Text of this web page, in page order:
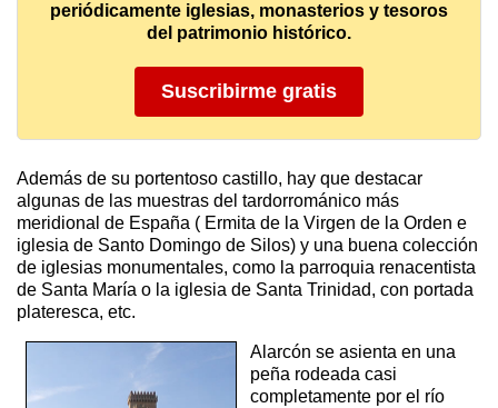
periódicamente iglesias, monasterios y tesoros
del patrimonio histórico.
Suscribirme gratis
Además de su portentoso castillo, hay que destacar
algunas de las muestras del tardorrománico más
meridional de España ( Ermita de la Virgen de la Orden e
iglesia de Santo Domingo de Silos) y una buena colección
de iglesias monumentales, como la parroquia renacentista
de Santa María o la iglesia de Santa Trinidad, con portada
plateresca, etc.
Alarcón se asienta en una
peña rodeada casi
completamente por el río